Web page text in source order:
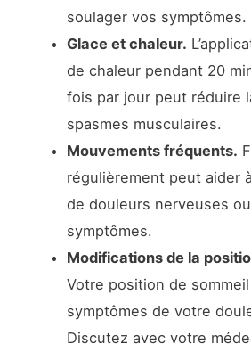
soulager vos symptômes.
Glace et chaleur.
de chaleur pendant 20
fois par jour peut réduire
spasmes musculaires.
Mouvements fréquents.
régulièrement peut aider
de douleurs nerveuses
symptômes.
Modifications de la
Votre position de
symptômes de votre
Discutez avec votre